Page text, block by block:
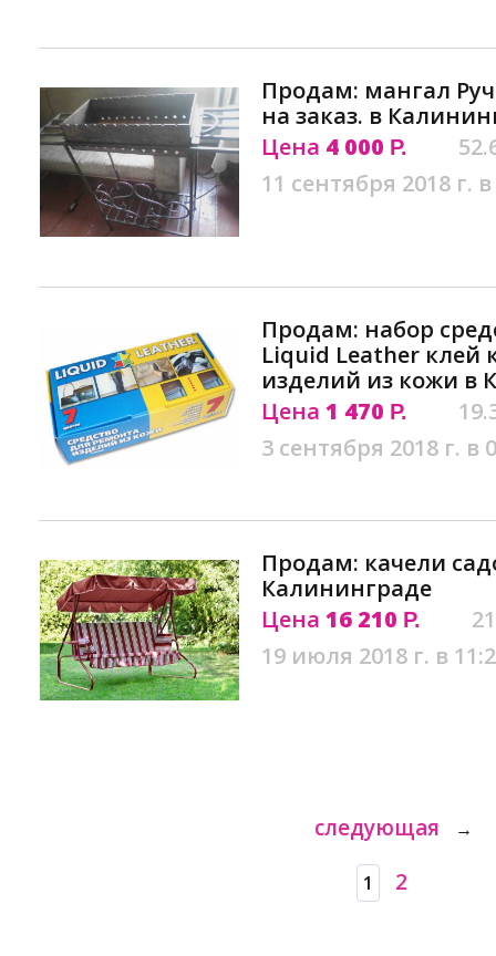
Продам: мангал
на заказ. в
Цена 4 000 Р.
11 сентября 2018 г.
Продам: набор
Liquid Leather клей
изделий из кожи в
Цена 1 470 Р.
3 сентября 2018 г. в
Продам: качели
Калининграде
Цена 16 210 Р.
19 июля 2018 г. в
следующая →
1 2